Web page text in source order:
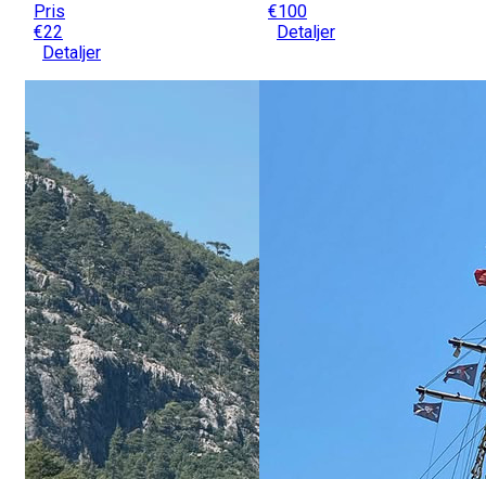
Pris
€22
Detaljer
€100
Detaljer